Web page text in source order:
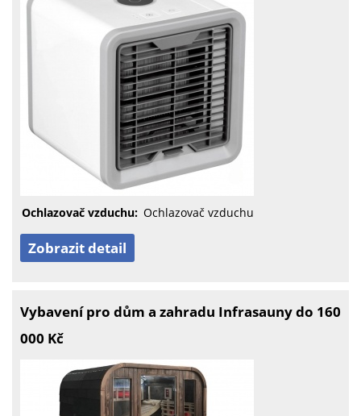
Ochlazovač vzduchu: Ochlazovač vzduchu
Zobrazit detail
Vybavení pro dům a zahradu Infrasauny do 160
000 Kč